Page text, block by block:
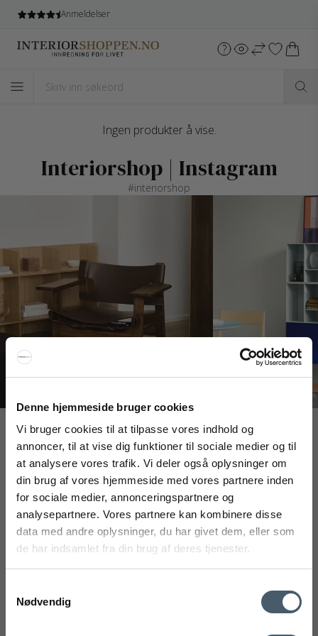
Denne hjemmeside bruger cookies
Vi bruger cookies til at tilpasse vores indhold og
annoncer, til at vise dig funktioner til sociale medier og til
at analysere vores trafik. Vi deler også oplysninger om
din brug af vores hjemmeside med vores partnere inden
for sociale medier, annonceringspartnere og
analysepartnere. Vores partnere kan kombinere disse
data med andre oplysninger, du har givet dem, eller som
de har indsamlet fra din brug af deres tjenester.
Nødvendig
Anmeldelser
Ingen produkter å vise.
Interiorshop | Instagram
#interiorshop
Interiør A/S
Løsning
Højmarksvej 34
DK-8723 Løsning
(Google Maps)
Ry
Kyhnsvej 6
(Google Maps)
Viborg
FÅ 20% RABATT
Få 20 % rabatt ved å melde deg på vårt nyhetsbrev.
*Rabatten din kan ikke brukes på allerede nedsatte varer
eller produkter fra Rocket.